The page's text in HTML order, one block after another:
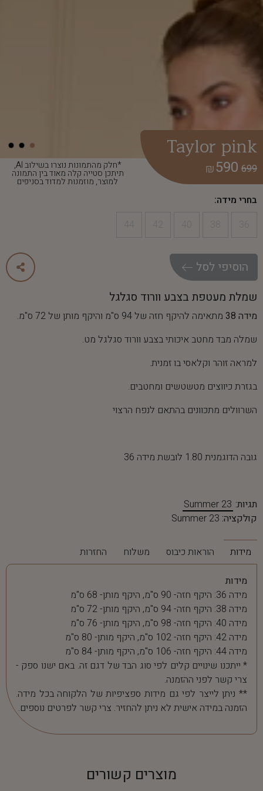
*חלק מהתמונות נוצרו בשילוב AI,
תיתכן סטייה קלה מאוד בין התמונה
למוצר, מוזמנות למדוד בסניפים
Taylor pink
699
590
₪
בחרי מידה:
הוסיפי לסל
שמלת מעטפת בצבע וורוד סגלגל
מידה 38
מתאימה להיקף חזה של 94 ס"מ והיקף מותן של 72 ס"מ.
שמלה מבד מחטב איכותי בצבע וורוד סגלגל מט.
למראה זוהר וקלאסי בו זמנית.
בגזרת כיווצים מטשטשים ומחטבים.
השרוולים מתכוונים בהתאם לנפח הרצוי
גובה הדוגמנית 1.80 לובשת מידה 36
תגיות: Summer 23
קולקציה: Summer 23
מידות הוראות כיבוס משלוח החזרות
מידות
מידה 36: היקף חזה- 90 ס"מ, היקף מותן- 68 ס"מ
מידה 38: היקף חזה- 94 ס"מ, היקף מותן- 72 ס"מ
מידה 40: היקף חזה- 98 ס"מ, היקף מותן- 76 ס"מ
מידה 42: היקף חזה- 102 ס"מ, היקף מותן- 80 ס"מ
מידה 44: היקף חזה- 106 ס"מ, היקף מותן- 84 ס"מ
* ייתכנו שינויים קלים לפי סוג הבד של דגם זה. באם ישנו ספק -
צרי קשר לפני ההזמנה.
** ניתן לייצר לפי גם מידות ספציפיות של הלקוחה בכל מידה.
הזמנה במידה אישית לא ניתן להחזיר. צרי קשר לפרטים נוספים.
מוצרים קשורים